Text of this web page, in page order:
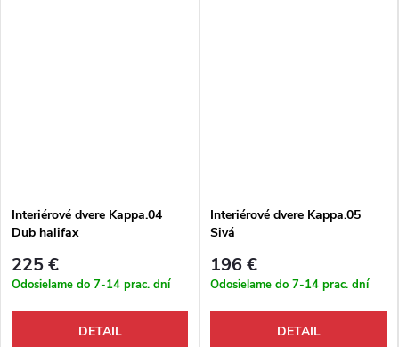
Interiérové dvere Kappa.04
Dub halifax
225 €
Odosielame do 7-14 prac. dní
DETAIL
Interiérové dvere Kappa.05
Sivá
196 €
Odosielame do 7-14 prac. dní
DETAIL